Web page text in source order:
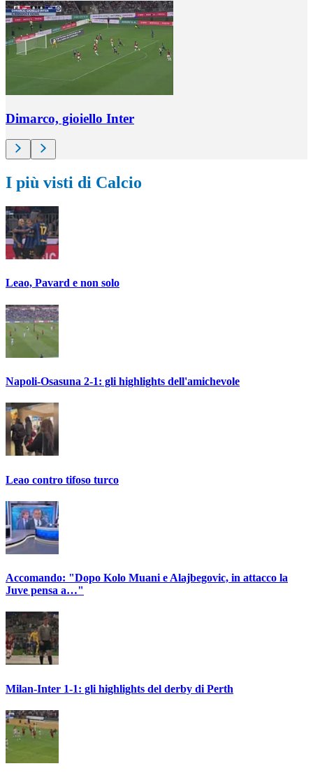
Dimarco, gioiello Inter
I più visti di Calcio
Leao, Pavard e non solo
Napoli-Osasuna 2-1: gli highlights dell'amichevole
Leao contro tifoso turco
Accomando: "Dopo Kolo Muani e Alajbegovic, in attacco la
Juve pensa a…"
Milan-Inter 1-1: gli highlights del derby di Perth